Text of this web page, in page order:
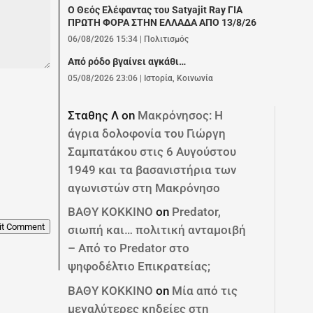
Comment
Ο Θεός Ελέφαντας του Satyajit Ray ΓΙΑ
ΠΡΩΤΗ ΦΟΡΑ ΣΤΗΝ ΕΛΛΑΔΑ ΑΠΟ 13/8/26
06/08/2026 15:34 Πολιτισμός
Από ρόδο βγαίνει αγκάθι…
05/08/2026 23:06 | Ιστορία Κοινωνία
Σταθης Λ on Μακρόνησος: Η
άγρια δολοφονία του Γιώργη
Σαμπατάκου στις 6 Αυγούστου
1949 και τα βασανιστήρια των
αγωνιστών στη Μακρόνησο
ΒΑΘΥ ΚΟΚΚΙΝΟ on Predator,
σιωπή και… πολιτική ανταμοιβή
– Από το Predator στο
ψηφοδέλτιο Επικρατείας;
ΒΑΘΥ ΚΟΚΚΙΝΟ on Μία από τις
μεγαλύτερες κηδείες στη